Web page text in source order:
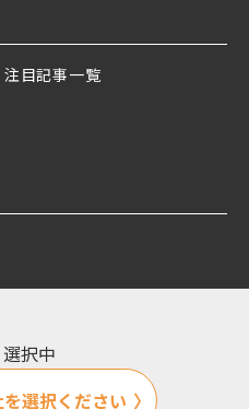
択中
選択ください
注目記事一覧
プライバシーポリシー